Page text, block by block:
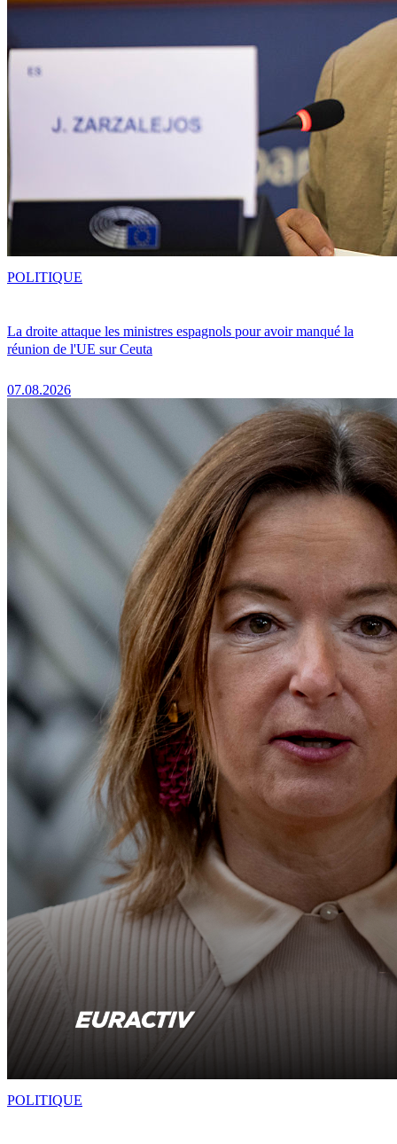
La droite attaque les ministres espagnols pour avoir manqué la
réunion de l'UE sur Ceuta
07.08.2026
POLITIQUE
POLITIQUE